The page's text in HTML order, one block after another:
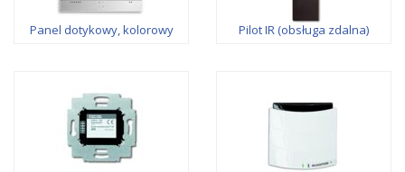
Panel dotykowy, kolorowy Pilot IR (obsługa zdalna)